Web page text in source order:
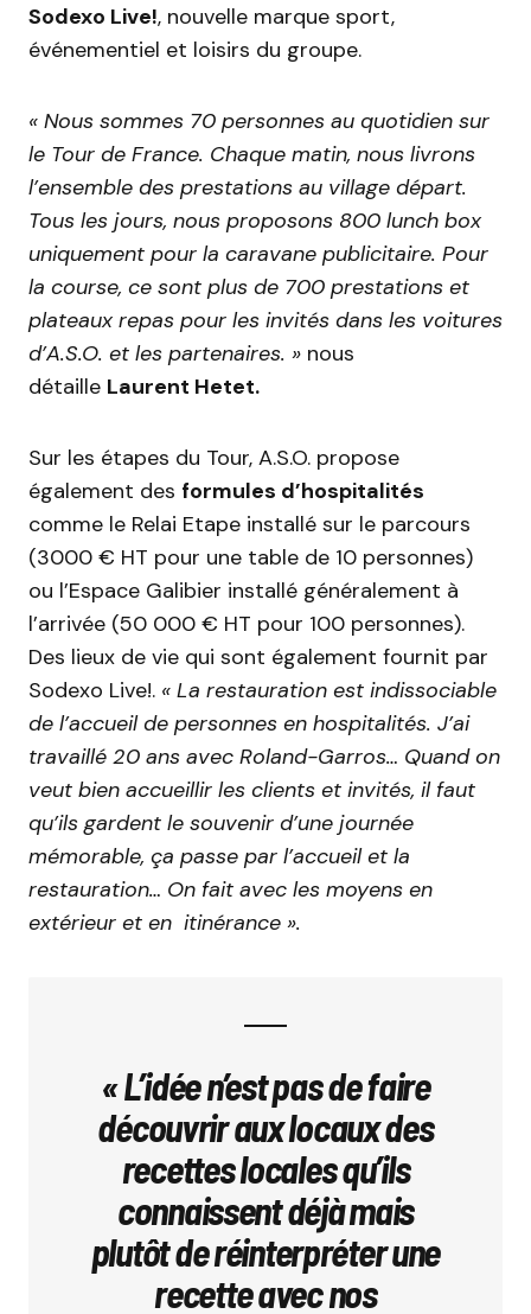
Sodexo Live!, nouvelle marque sport,
événementiel et loisirs du groupe.
« Nous sommes 70 personnes au quotidien sur
le Tour de France. Chaque matin, nous livrons
l’ensemble des prestations au village départ.
Tous les jours, nous proposons 800 lunch box
uniquement pour la caravane publicitaire. Pour
la course, ce sont plus de 700 prestations et
plateaux repas pour les invités dans les voitures
d’A.S.O. et les partenaires. » nous
détaille Laurent Hetet.
Sur les étapes du Tour, A.S.O. propose
également des formules d’hospitalités
comme le Relai Etape installé sur le parcours
(3000 € HT pour une table de 10 personnes)
ou l’Espace Galibier installé généralement à
l’arrivée (50 000 € HT pour 100 personnes).
Des lieux de vie qui sont également fournit par
Sodexo Live!. « La restauration est indissociable
de l’accueil de personnes en hospitalités. J’ai
travaillé 20 ans avec Roland-Garros… Quand on
veut bien accueillir les clients et invités, il faut
qu’ils gardent le souvenir d’une journée
mémorable, ça passe par l’accueil et la
restauration… On fait avec les moyens en
extérieur et en itinérance ».
« L’idée n’est pas de faire
découvrir aux locaux des
recettes locales qu’ils
connaissent déjà mais
plutôt de réinterpréter une
recette avec nos